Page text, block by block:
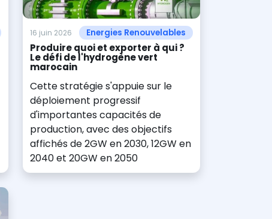
16 juin 2026 Energies Renouvelables
Produire quoi et exporter à qui ?
Le défi de l'hydrogène vert
marocain
Cette stratégie s'appuie sur le
déploiement progressif
d'importantes capacités de
production, avec des objectifs
affichés de 2GW en 2030, 12GW en
2040 et 20GW en 2050